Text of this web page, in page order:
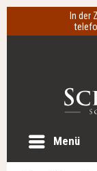
In der
Menü